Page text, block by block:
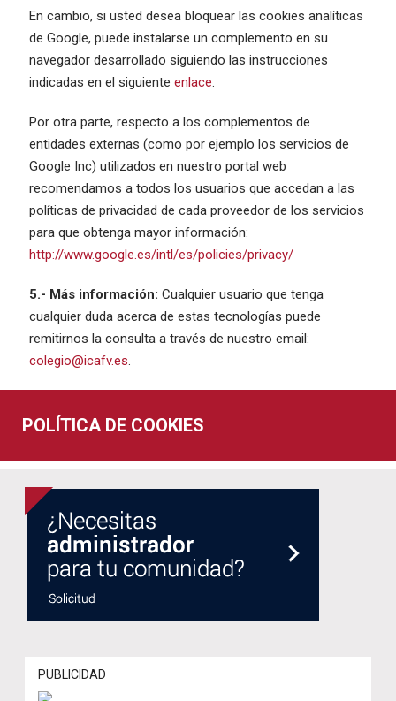
En cambio, si usted desea bloquear las cookies analíticas
de Google, puede instalarse un complemento en su
navegador desarrollado siguiendo las instrucciones
indicadas en el siguiente enlace.
Por otra parte, respecto a los complementos de
entidades externas (como por ejemplo los servicios de
Google Inc) utilizados en nuestro portal web
recomendamos a todos los usuarios que accedan a las
políticas de privacidad de cada proveedor de los servicios
para que obtenga mayor información:
http://www.google.es/intl/es/policies/privacy/
5.- Más información: Cualquier usuario que tenga
cualquier duda acerca de estas tecnologías puede
remitirnos la consulta a través de nuestro email:
colegio@icafv.es.
POLÍTICA DE COOKIES
PUBLICIDAD